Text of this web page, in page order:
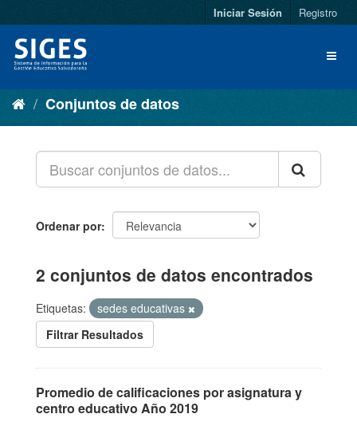
Iniciar Sesión Registro
Conjuntos de datos
Ordenar por
2 conjuntos de datos encontrados
Etiquetas:
sedes educativas
Filtrar Resultados
Promedio de calificaciones por asignatura y
centro educativo Año 2019